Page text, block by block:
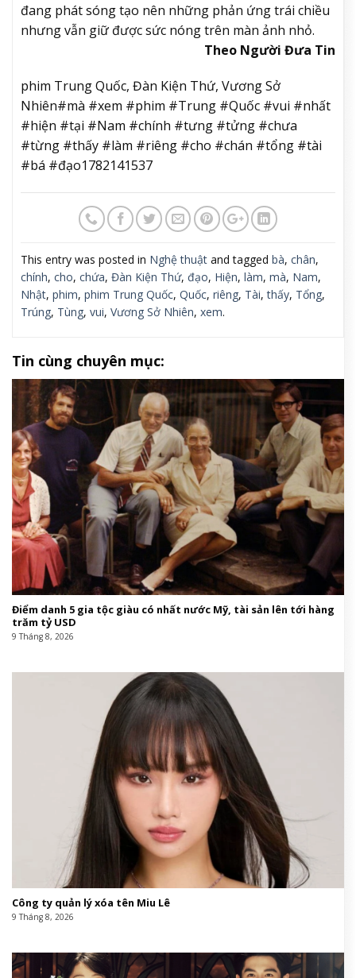
đang phát sóng tạo nên những phản ứng trái chiều
nhưng vẫn giữ được sức nóng trên màn ảnh nhỏ.
Theo Người Đưa Tin
phim Trung Quốc, Đàn Kiện Thứ, Vương Sở
Nhiên#mà #xem #phim #Trung #Quốc #vui #nhất
#hiện #tại #Nam #chính #tưng #tửng #chưa
#từng #thấy #làm #riêng #cho #chán #tổng #tài
#bá #đạo1782141537
This entry was posted in Nghệ thuật and tagged bà, chân,
chính, cho, chứa, Đàn Kiện Thứ, đạo, Hiện, làm, mà, Nam,
Nhật, phim, phim Trung Quốc, Quốc, riêng, Tài,thấy, Tổng,
Trúng, Tùng, vui, Vương Sở Nhiên, xem.
Tin cùng chuyên mục:
Điểm danh 5 gia tộc giàu có nhất nước Mỹ, tài sản lên tới hàng
trăm tỷ USD
9 Tháng 8, 2026
Công ty quản lý xóa tên Miu Lê
9 Tháng 8, 2026